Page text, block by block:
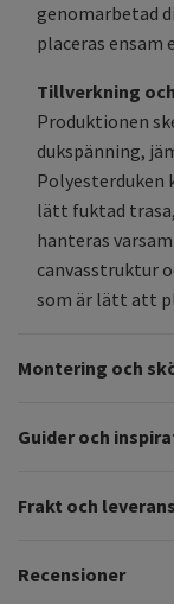
genomarbetad
placeras ensam
Tillverkning
Produktionen
dukspänning,
Polyesterduken
lätt fuktad
hanteras
canvasstruktur
som är lätt att
Montering och
Guider och
Frakt och leverans
Recensioner